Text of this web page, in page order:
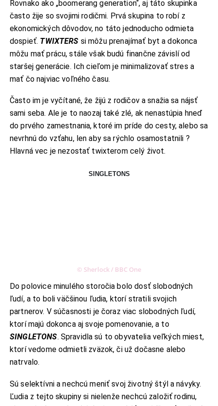
Rovnako ako „boomerang generation“, aj táto skupinka
často žije so svojimi rodičmi. Prvá skupina to robí z
ekonomických dôvodov, no táto jednoducho odmieta
dospieť. TWIXTERS si môžu prenajímať byt a dokonca
môžu mať prácu, stále však budú finančne závislí od
staršej generácie. Ich cieľom je minimalizovať stres a
mať čo najviac voľného času.
Často im je vyčítané, že žijú z rodičov a snažia sa nájsť
sami seba. Ale je to naozaj také zlé, ak nenastúpia hneď
do prvého zamestnania, ktoré im príde do cesty, alebo sa
nevrhnú do vzťahu, len aby sa rýchlo osamostatnili ?
Hlavná vec je nezostať twixterom celý život.
SINGLETONS
© Sherlock / BBC One
Do polovice minulého storočia bolo dosť slobodných
ľudí, a to boli väčšinou ľudia, ktorí stratili svojich
partnerov. V súčasnosti je čoraz viac slobodných ľudí,
ktorí majú dokonca aj svoje pomenovanie, a to
SINGLETONS. Spravidla sú to obyvatelia veľkých miest,
ktorí vedome odmietli zväzok, či už dočasne alebo
natrvalo.
Sú selektívni a nechcú meniť svoj životný štýl a návyky.
Ľudia z tejto skupiny si nielenže nechcú založiť rodinu,